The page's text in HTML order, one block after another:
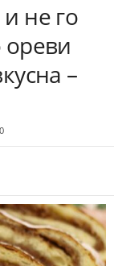
не го
ореви
–
0